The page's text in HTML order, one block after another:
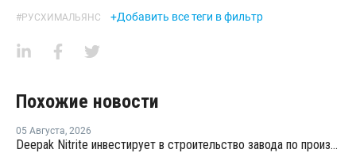
#РУСХИМАЛЬЯНС +Добавить все теги в фильтр
Похожие новости
05 Августа, 2026
Deepak Nitrite инвестирует в строительство завода по производству БФА